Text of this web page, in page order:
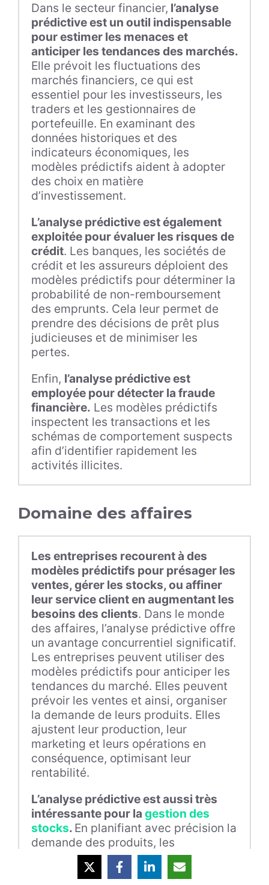
Dans le secteur financier, l’analyse
prédictive est un outil indispensable
pour estimer les menaces et
anticiper les tendances des marchés.
Elle prévoit les fluctuations des
marchés financiers, ce qui est
essentiel pour les investisseurs, les
traders et les gestionnaires de
portefeuille. En examinant des
données historiques et des
indicateurs économiques, les
modèles prédictifs aident à adopter
des choix en matière
d’investissement.
L’analyse prédictive est également
exploitée pour évaluer les risques de
crédit. Les banques, les sociétés de
crédit et les assureurs déploient des
modèles prédictifs pour déterminer la
probabilité de non-remboursement
des emprunts. Cela leur permet de
prendre des décisions de prêt plus
judicieuses et de minimiser les
pertes.
Enfin, l’analyse prédictive est
employée pour détecter la fraude
financière. Les modèles prédictifs
inspectent les transactions et les
schémas de comportement suspects
afin d’identifier rapidement les
activités illicites.
Domaine des affaires
Les entreprises recourent à des
modèles prédictifs pour présager les
ventes, gérer les stocks, ou affiner
leur service client en augmentant les
besoins des clients. Dans le monde
des affaires, l’analyse prédictive offre
un avantage concurrentiel significatif.
Les entreprises peuvent utiliser des
modèles prédictifs pour anticiper les
tendances du marché. Elles peuvent
prévoir les ventes et ainsi, organiser
la demande de leurs produits. Elles
ajustent leur production, leur
marketing et leurs opérations en
conséquence, optimisant leur
rentabilité.
L’analyse prédictive est aussi très
intéressante pour la gestion des
stocks. En planifiant avec précision la
demande des produits, les
entreprises évitent les surplus ou les
pénuries de stock. Elles réduisent de